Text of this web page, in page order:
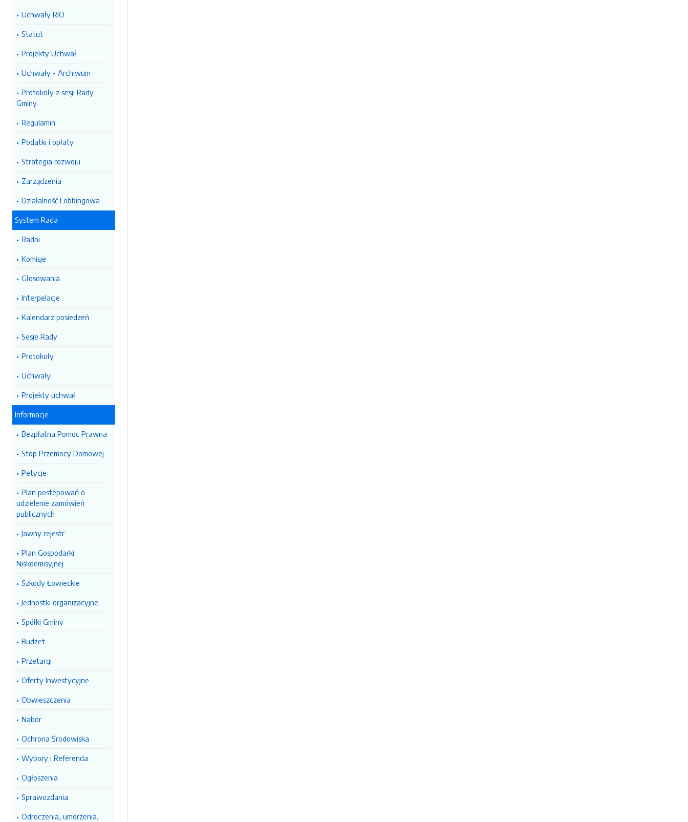
Uchwały RIO
Statut
Projekty Uchwał
Uchwały - Archiwum
Protokoły z sesji Rady
Gminy
Regulamin
Podatki i opłaty
Strategia rozwoju
Zarządzenia
Działalność Lobbingowa
System Rada
Radni
Komisje
Głosowania
Interpelacje
Kalendarz posiedzeń
Sesje Rady
Protokoły
Uchwały
Projekty uchwał
Informacje
Bezpłatna Pomoc Prawna
Stop Przemocy Domowej
Petycje
Plan postepowań o
udzielenie zamówień
publicznych
Jawny rejestr
Plan Gospodarki
Niskoemisyjnej
Szkody Łowieckie
Jednostki organizacyjne
Spółki Gminy
Budżet
Przetargi
Oferty Inwestycyjne
Obwieszczenia
Nabór
Ochrona Środowiska
Wybory i Referenda
Ogłoszenia
Sprawozdania
Odroczenia, umorzenia,